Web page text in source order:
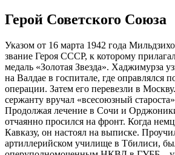
Герой Советского Союза
Указом от 16 марта 1942 года
звание Героя СССР, к которому
медаль «Золотая Звезда». Хаджимурза
на Валдае в госпитале, где оправлялся
операции. Затем его перевезли в
сержанту вручал «всесоюзный
Продолжая лечение в Сочи и
отчаянно просился на фронт. Когда
Кавказу, он настоял на выписке.
артиллерийском училище в Тбилиси,